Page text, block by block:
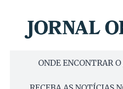
ONDE ENCONTRAR